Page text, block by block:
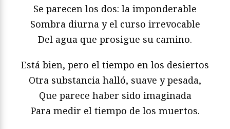
Se parecen los dos: la imponderable
Sombra diurna y el curso irrevocable
Del agua que prosigue su camino.
Está bien, pero el tiempo en los desiertos
Otra substancia halló, suave y pesada,
Que parece haber sido imaginada
Para medir el tiempo de los muertos.